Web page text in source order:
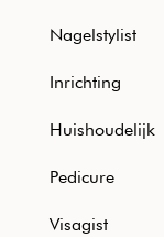
Nagelstylist
Inrichting
Huishoudelijk
Pedicure
Visagist